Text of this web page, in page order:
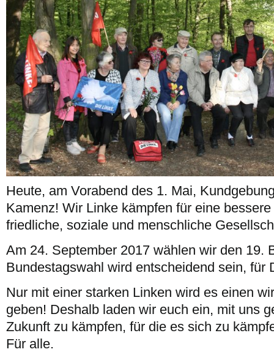
Heute, am Vorabend des 1. Mai,
Kamenz! Wir Linke kämpfen für eine
friedliche, soziale und menschliche
Am 24. September 2017 wählen wir den 19.
Bundestagswahl wird entscheidend sein, für
Nur mit einer starken Linken wird es einen
geben! Deshalb laden wir euch ein, mit uns
Zukunft zu kämpfen, für die es sich zu
Für alle.